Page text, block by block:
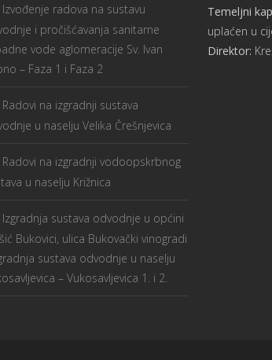
Izvođenje radova na sustavu
i pročišćavanja sanitarne
vode aglomeracije Sv. Ivan
– Faza 1 i Faza 2
Radovi na izgradnji sustava
u naselju Velika Črešnjevica
Radovi na izgradnji vodoopskrbnog
u naselju Križnica
Izgradnja sustava odvodnje u općini
Bukovici, ulica Bukovački vinogradi
sustava odvodnje u naselju
– Vukosavljevica 1. i 2.
Temeljni
uplaćen u
Direktor: